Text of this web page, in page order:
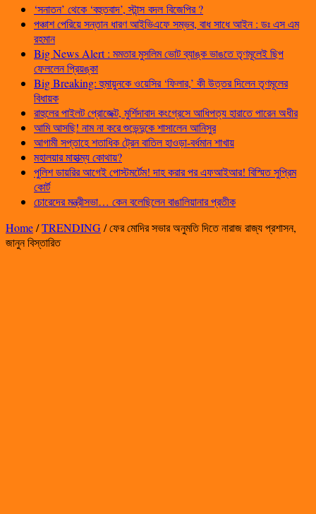
‘সনাতন’ থেকে ‘বহুতবাদ’, স্টান্স বদল বিজেপির ?
পঞ্চাশ পেরিয়ে সন্তান ধারণ আইভিএফে সম্ভব, বাধ সাধে আইন : ডঃ এস এম
রহমান
Big News Alert : মমতার মুসলিম ভোট ব্যাঙ্ক ভাঙতে তৃণমূলেই ছিপ
ফেললেন প্রিয়ঙ্কা
Big Breaking: হুমায়ুনকে ওয়েসির ‘ফিলার,’ কী উত্তর দিলেন তৃণমূলের
বিধায়ক
রাহুলের পাইলট প্রোজেক্ট, মুর্শিদাবাদ কংগ্রেসে আধিপত্য হারাতে পারেন অধীর
আমি আসছি! নাম না করে শুভেন্দুকে শাসালেন আনিসুর
আগামী সপ্তাহে শতাধিক ট্রেন বাতিল হাওড়া-বর্ধমান শাখায়
মহালয়ার মাহাত্ম্য কোথায়?
পুলিশ ডায়রির আগেই পোস্টমর্টেম! দাহ করার পর এফআইআর! বিস্মিত সুপ্রিম
কোর্ট
চোরেদের মন্ত্রীসভা… কেন বলেছিলেন বাঙালিয়ানার প্রতীক
Home/TRENDING/ফের মোদির সভার অনুমতি দিতে নারাজ রাজ্য প্রশাসন,
জানুন বিস্তারিত